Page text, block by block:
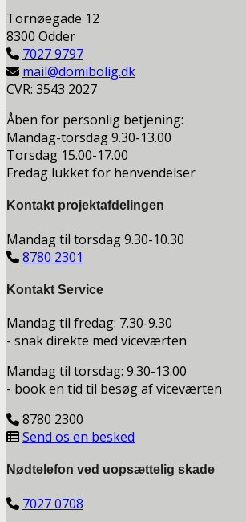
Tornøegade 12
8300 Odder
7027 9797
mail@domibolig.dk
CVR: 3543 2027
Åben for personlig betjening:
Mandag-torsdag 9.30-13.00
Torsdag 15.00-17.00
Fredag lukket for henvendelser
Kontakt projektafdelingen
Mandag til torsdag 9.30-10.30
8780 2301
Kontakt Service
Mandag til fredag: 7.30-9.30
- snak direkte med viceværten
Mandag til torsdag: 9.30-13.00
- book en tid til besøg af viceværten
8780 2300
Send os en besked
Nødtelefon ved uopsættelig skade
7027 0708